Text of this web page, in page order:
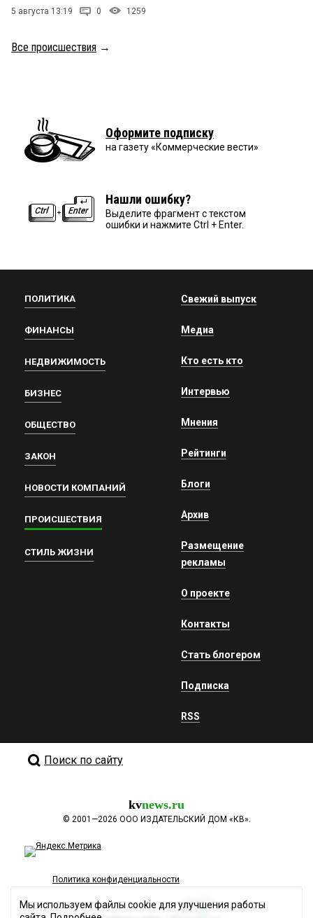
5 августа 13:19 0 1259
Все происшествия →
Оформите подписку
на газету «Коммерческие вести»
Нашли ошибку?
Выделите фрагмент с текстом
ошибки и нажмите Ctrl + Enter.
ПОЛИТИКА
ФИНАНСЫ
НЕДВИЖИМОСТЬ
БИЗНЕС
ОБЩЕСТВО
ЗАКОН
НОВОСТИ КОМПАНИЙ
ПРОИСШЕСТВИЯ
СТИЛЬ ЖИЗНИ
Свежий выпуск
Медиа
Кто есть кто
Интервью
Мнения
Рейтинги
Блоги
Архив
Размещение
рекламы
О проекте
Контакты
Стать блогером
Подписка
RSS
Поиск по сайту
kvnews.ru
© 2001—2026 ООО ИЗДАТЕЛЬСКИЙ ДОМ «КВ».
Политика конфиденциальности
Мы используем файлы cookie для улучшения работы